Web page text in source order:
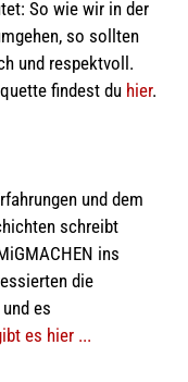
So wie wir in der
so sollten
und respektvoll.
findest du hier.
und dem
schreibt
ins
die
es
es hier ...